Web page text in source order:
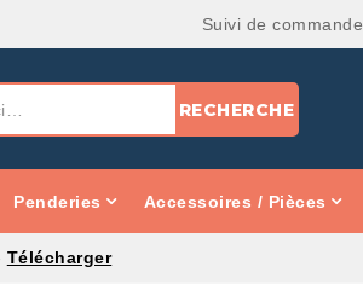
Suivi de commande
RECHERCHE
Penderies Accessoires / Pièces
Télécharger